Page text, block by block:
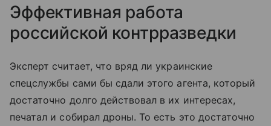
Эффективная работа
российской контрразведки
Эксперт считает, что вряд ли украинские
спецслужбы сами бы сдали этого агента, который
достаточно долго действовал в их интересах,
печатал и собирал дроны. То есть это достаточно